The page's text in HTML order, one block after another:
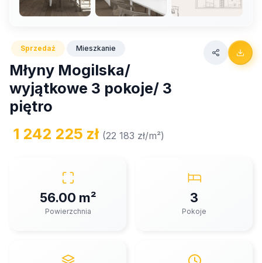
Sprzedaż Mieszkanie
Młyny Mogilska/
wyjątkowe 3 pokoje/ 3
piętro
1 242 225 zł (22 183 zł/m²)
56.00 m²
Powierzchnia
3
Pokoje